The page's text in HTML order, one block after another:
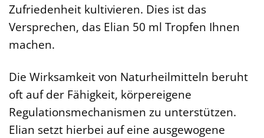
Zufriedenheit kultivieren. Dies ist das
Versprechen, das Elian 50 ml Tropfen Ihnen
machen.
Die Wirksamkeit von Naturheilmitteln beruht
oft auf der Fähigkeit, körpereigene
Regulationsmechanismen zu unterstützen.
Elian setzt hierbei auf eine ausgewogene